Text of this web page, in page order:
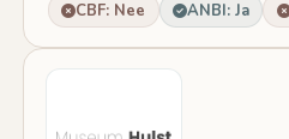
CBF: Nee ANBI: Ja